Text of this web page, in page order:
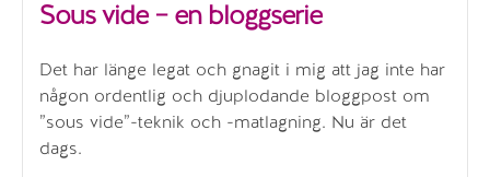
Sous vide – en bloggserie
Det har länge legat och gnagit i mig att jag inte har
någon ordentlig och djuplodande bloggpost om
”sous vide”-teknik och -matlagning. Nu är det
dags.